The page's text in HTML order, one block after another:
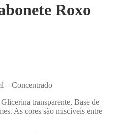
Roxo
– Concentrado
transparente, Base de
As cores são miscíveis entre